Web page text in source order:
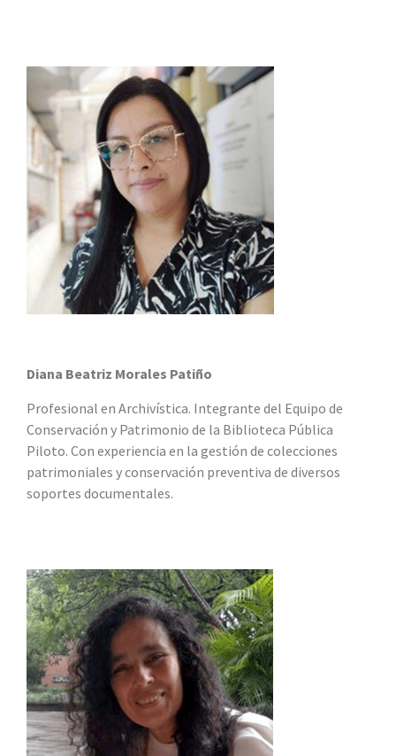
Diana Beatriz Morales Patiño
Profesional en Archivística. Integrante del Equipo de
Conservación y Patrimonio de la Biblioteca Pública
Piloto. Con experiencia en la gestión de colecciones
patrimoniales y conservación preventiva de diversos
soportes documentales.